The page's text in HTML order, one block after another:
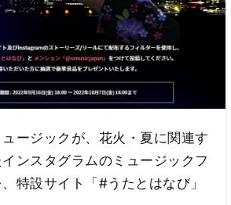
ージックが、花火・夏に関連す
ンスタグラムのミュージックフ
特設サイト「#うたとはなび」